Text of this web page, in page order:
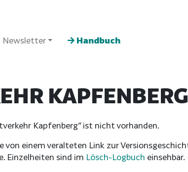
Newsletter Handbuch
KAPFENBERG
Kapfenberg“ ist nicht vorhanden.
von einem veralteten Link zur
Einzelheiten sind im Lösch-Logbuch einsehbar.